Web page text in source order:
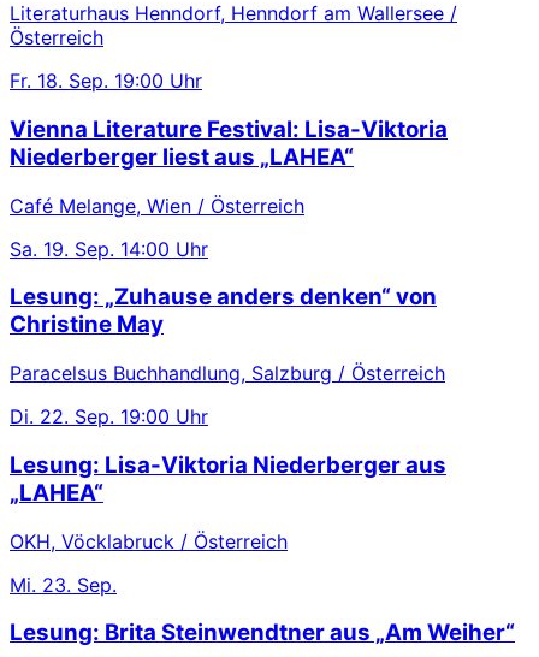
Literaturhaus Henndorf, Henndorf am Wallersee /
Österreich
Fr. 18. Sep. 19:00 Uhr
Vienna Literature Festival: Lisa-Viktoria
Niederberger liest aus „LAHEA“
Café Melange, Wien / Österreich
Sa. 19. Sep. 14:00 Uhr
Lesung: „Zuhause anders denken“ von
Christine May
Paracelsus Buchhandlung, Salzburg / Österreich
Di. 22. Sep. 19:00 Uhr
Lesung: Lisa-Viktoria Niederberger aus
„LAHEA“
OKH, Vöcklabruck / Österreich
Mi. 23. Sep.
Lesung: Brita Steinwendtner aus „Am Weiher“